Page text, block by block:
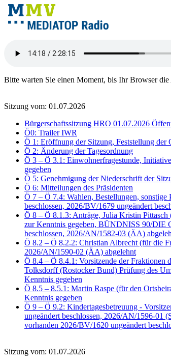
Bitte warten Sie einen Moment, bis Ihr Browser
Sitzung vom: 01.07.2026
Bürgerschaftssitzung HRO 01.07.2026
Ö0: Trailer IWR
Ö 1: Eröffnung der Sitzung, Feststellung
Ö 2: Änderung der Tagesordnung
Ö 3 – Ö 3.1: Einwohnerfragestunde,
gegeben
Ö 5: Genehmigung der Niederschrift der
Ö 6: Mitteilungen des Präsidenten
Ö 7 – Ö 7.4: Wahlen, Bestellungen, sonstige
beschlossen, 2026/BV/1679 ungeändert
Ö 8 – Ö 8.1.3: Anträge, Julia Kristin
zur Kenntnis gegeben, BÜNDNISS 90/DIE
beschlossen, 2026/AN/1582-03 (ÄA)
Ö 8.2 – Ö 8.2.2: Christian Albrecht (für die
2026/AN/1590-02 (ÄA) abgelehnt
Ö 8.4 – Ö 8.4.1: Vorsitzende der
Tolksdorff (Rostocker Bund) Prüfung des
Kenntnis gegeben
Ö 8.5 – 8.5.1: Martin Raspe (für den
Kenntnis gegeben
Ö 9 – Ö 9.2: Kindertagesbetreuung -
ungeändert beschlossen, 2026/AN/1596-
vorhanden 2026/BV/1620 ungeändert
Sitzung vom: 01.07.2026